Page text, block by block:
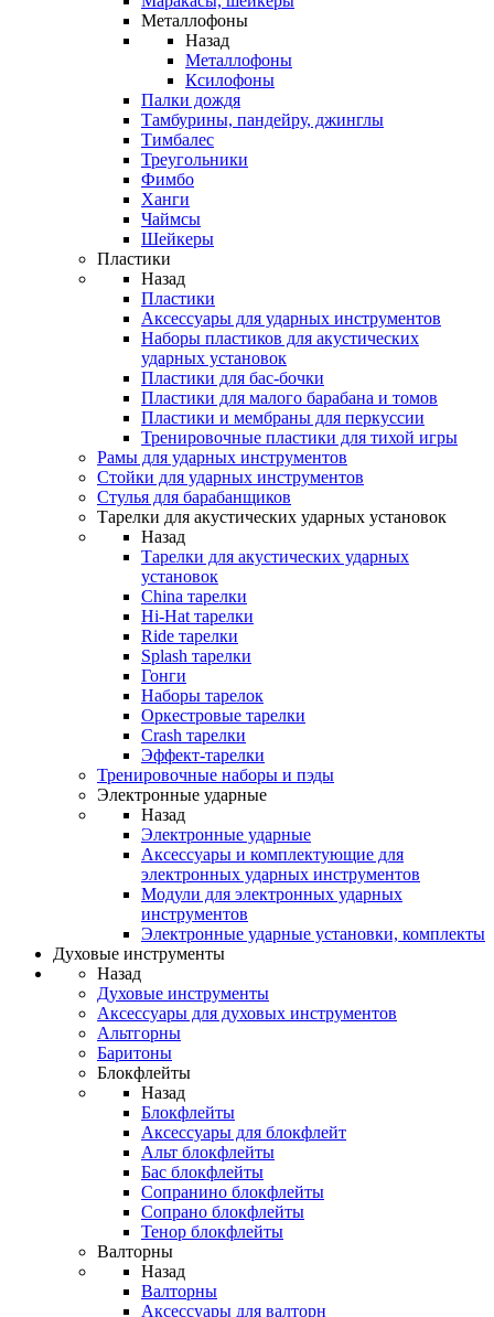
Металлофоны
Назад
Металлофоны
Ксилофоны
Палки дождя
Тамбурины, пандейру, джинглы
Тимбалес
Треугольники
Фимбо
Ханги
Чаймсы
Шейкеры
Пластики
Назад
Пластики
Аксессуары для ударных инструментов
Наборы пластиков для акустических
ударных установок
Пластики для бас-бочки
Пластики для малого барабана и томов
Пластики и мембраны для перкуссии
Тренировочные пластики для тихой игры
Рамы для ударных инструментов
Стойки для ударных инструментов
Стулья для барабанщиков
Тарелки для акустических ударных установок
Назад
Тарелки для акустических ударных
установок
China тарелки
Hi-Hat тарелки
Ride тарелки
Splash тарелки
Гонги
Наборы тарелок
Оркестровые тарелки
Сrash тарелки
Эффект-тарелки
Тренировочные наборы и пэды
Электронные ударные
Назад
Электронные ударные
Аксессуары и комплектующие для
электронных ударных инструментов
Модули для электронных ударных
инструментов
Электронные ударные установки, комплекты
Духовые инструменты
Назад
Духовые инструменты
Аксессуары для духовых инструментов
Альтгорны
Баритоны
Блокфлейты
Назад
Блокфлейты
Аксессуары для блокфлейт
Альт блокфлейты
Бас блокфлейты
Сопранино блокфлейты
Сопрано блокфлейты
Тенор блокфлейты
Валторны
Назад
Валторны
Аксессуары для валторн